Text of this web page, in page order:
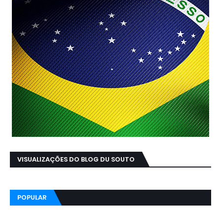
VISUALIZAÇÕES DO BLOG DU SOUTO
POPULAR